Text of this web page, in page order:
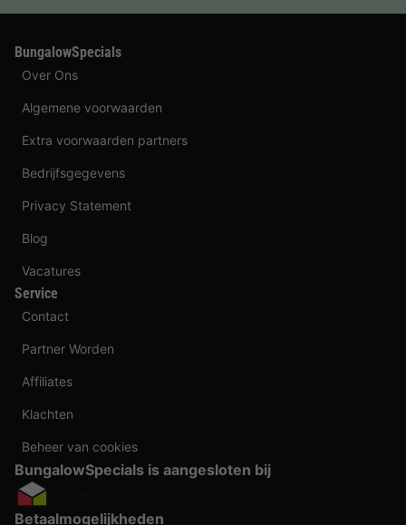
BungalowSpecials
Over Ons
Algemene voorwaarden
Extra voorwaarden partners
Bedrijfsgegevens
Privacy Statement
Blog
Vacatures
Service
Contact
Partner Worden
Affiliates
Klachten
Beheer van cookies
BungalowSpecials is aangesloten bij
Betaalmogelijkheden